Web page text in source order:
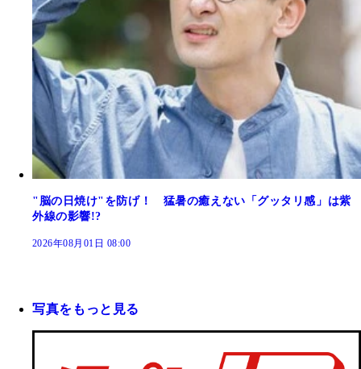
"脳の日焼け"を防げ！ 猛暑の癒えない「グッタリ感」は紫
外線の影響!?
2026年08月01日 08:00
写真をもっと見る